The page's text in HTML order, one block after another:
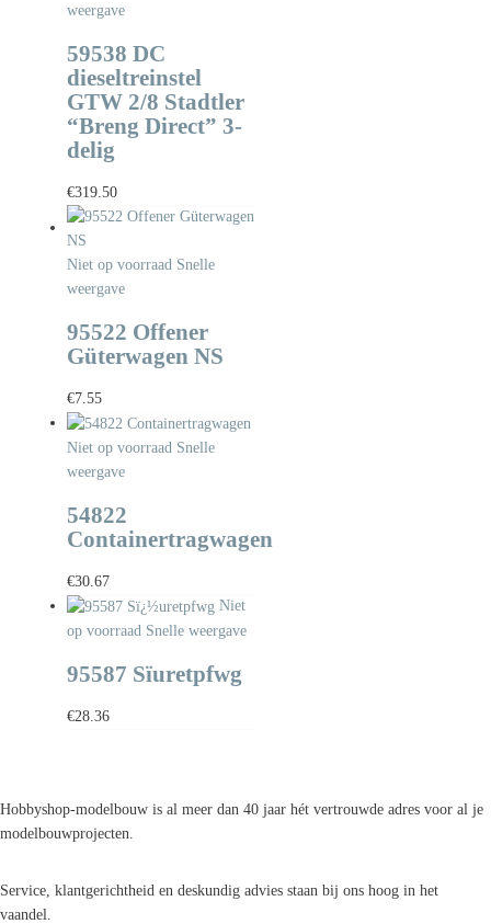
weergave
59538 DC
dieseltreinstel
GTW 2/8 Stadtler
“Breng Direct” 3-
delig
€319.50
Niet op voorraad Snelle
weergave
95522 Offener
Güterwagen NS
€7.55
Niet op voorraad Snelle
weergave
54822
Containertragwagen
€30.67
Niet
op voorraad Snelle weergave
95587 Sïuretpfwg
€28.36
Hobbyshop-modelbouw is al meer dan 40 jaar hét vertrouwde adres voor al je
modelbouwprojecten.
Service, klantgerichtheid en deskundig advies staan bij ons hoog in het
vaandel.